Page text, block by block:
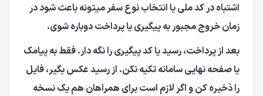
اشتباه در کد ملی یا انتخاب نوع سفر میتونه باعث شود در
زمان خروج مجبور به پیگیری یا پرداخت دوباره شوی.
بعد از پرداخت، رسید یا کد پیگیری را نگه دار. فقط به پیامک
یا صفحه نهایی سامانه تکیه نکن. از رسید عکس بگیر، فایل
را ذخیره کن و اگر لازم است برای همراهان هم یک نسخه